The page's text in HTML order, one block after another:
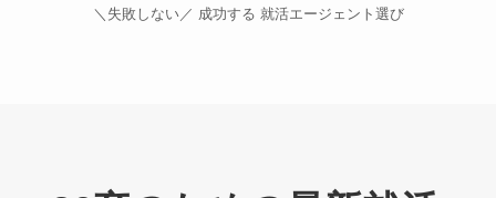
＼失敗しない／ 成功する 就活エージェント選び